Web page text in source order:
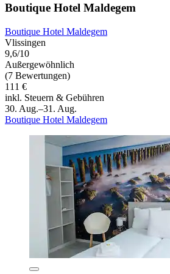
Boutique Hotel Maldegem
Boutique Hotel Maldegem
Vlissingen
9,6/10
Außergewöhnlich
(7 Bewertungen)
111 €
inkl. Steuern & Gebühren
30. Aug.–31. Aug.
Boutique Hotel Maldegem